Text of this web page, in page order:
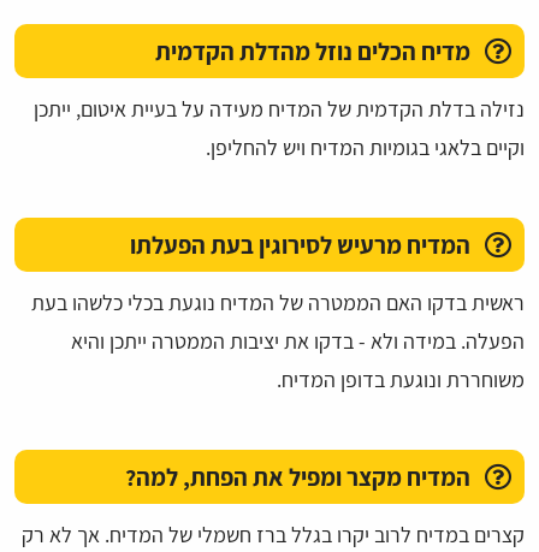
מדיח הכלים נוזל מהדלת הקדמית
נזילה בדלת הקדמית של המדיח מעידה על בעיית איטום, ייתכן
וקיים בלאגי בגומיות המדיח ויש להחליפן.
המדיח מרעיש לסירוגין בעת הפעלתו
ראשית בדקו האם הממטרה של המדיח נוגעת בכלי כלשהו בעת
הפעלה. במידה ולא - בדקו את יציבות הממטרה ייתכן והיא
משוחררת ונוגעת בדופן המדיח.
המדיח מקצר ומפיל את הפחת, למה?
קצרים במדיח לרוב יקרו בגלל ברז חשמלי של המדיח. אך לא רק